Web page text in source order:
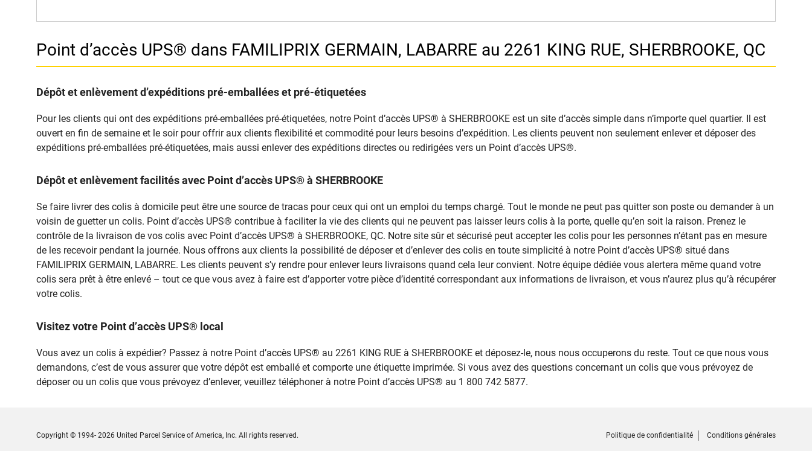
Point d’accès UPS® dans FAMILIPRIX GERMAIN, LABARRE au 2261 KING RUE, SHERBROOKE, QC
Dépôt et enlèvement d’expéditions pré-emballées et pré-étiquetées
Pour les clients qui ont des expéditions pré-emballées pré-étiquetées, notre Point d’accès UPS® à SHERBROOKE est un site d’accès simple dans n’importe quel quartier. Il est
ouvert en fin de semaine et le soir pour offrir aux clients flexibilité et commodité pour leurs besoins d’expédition. Les clients peuvent non seulement enlever et déposer des
expéditions pré-emballées pré-étiquetées, mais aussi enlever des expéditions directes ou redirigées vers un Point d’accès UPS®.
Dépôt et enlèvement facilités avec Point d’accès UPS® à SHERBROOKE
Se faire livrer des colis à domicile peut être une source de tracas pour ceux qui ont un emploi du temps chargé. Tout le monde ne peut pas quitter son poste ou demander à un
voisin de guetter un colis. Point d’accès UPS® contribue à faciliter la vie des clients qui ne peuvent pas laisser leurs colis à la porte, quelle qu’en soit la raison. Prenez le
contrôle de la livraison de vos colis avec Point d’accès UPS® à SHERBROOKE, QC. Notre site sûr et sécurisé peut accepter les colis pour les personnes n’étant pas en mesure
de les recevoir pendant la journée. Nous offrons aux clients la possibilité de déposer et d’enlever des colis en toute simplicité à notre Point d’accès UPS® situé dans
FAMILIPRIX GERMAIN, LABARRE. Les clients peuvent s’y rendre pour enlever leurs livraisons quand cela leur convient. Notre équipe dédiée vous alertera même quand votre
colis sera prêt à être enlevé – tout ce que vous avez à faire est d’apporter votre pièce d’identité correspondant aux informations de livraison, et vous n’aurez plus qu’à récupérer
votre colis.
Visitez votre Point d’accès UPS® local
Vous avez un colis à expédier? Passez à notre Point d’accès UPS® au 2261 KING RUE à SHERBROOKE et déposez-le, nous nous occuperons du reste. Tout ce que nous vous
demandons, c’est de vous assurer que votre dépôt est emballé et comporte une étiquette imprimée. Si vous avez des questions concernant un colis que vous prévoyez de
déposer ou un colis que vous prévoyez d’enlever, veuillez téléphoner à notre Point d’accès UPS® au 1 800 742 5877.
Politique de confidentialité Conditions générales
Copyright © 1994- 2026 United Parcel Service of America, Inc. All rights reserved.